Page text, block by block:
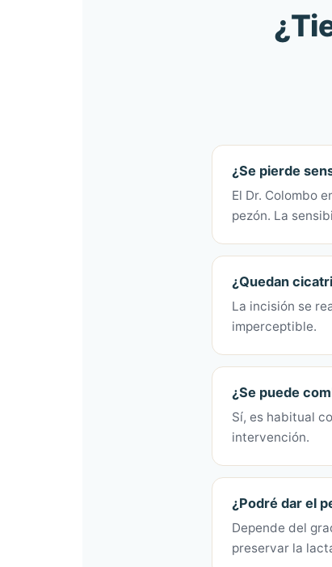
¿Se pierde
El Dr. Colombo
pezón. La
¿Quedan
La incisión se
imperceptible.
¿Se puede
Sí, es habitual
intervención.
¿Podré dar el
Depende del
preservar la